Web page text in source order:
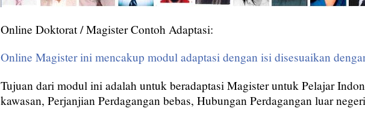
Online Doktorat / Magister Contoh Adaptasi:
Online Magister ini mencakup modul adaptasi dengan isi disesuaikan
Tujuan dari modul ini adalah untuk beradaptasi Magister untuk Pelajar
kawasan, Perjanjian Perdagangan bebas, Hubungan Perdagangan luar